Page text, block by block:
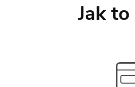
Jak to